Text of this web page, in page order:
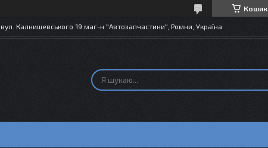
Кошик
вул. Калнишевського 19 маг-н "Автозапчастини", Ромни, Україна